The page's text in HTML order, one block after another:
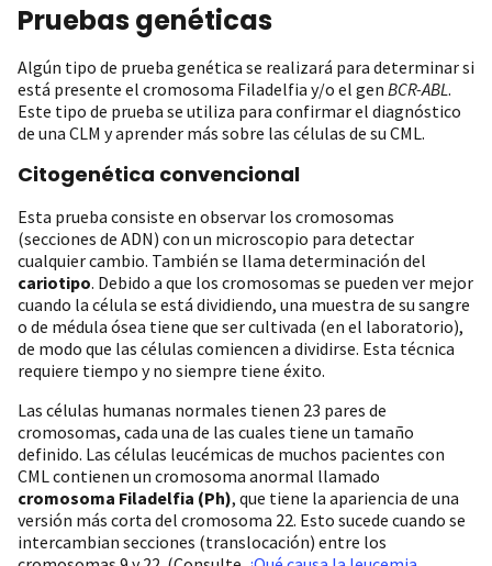
Pruebas genéticas
Algún tipo de prueba genética se realizará para determinar si
está presente el cromosoma Filadelfia y/o el gen BCR-ABL.
Este tipo de prueba se utiliza para confirmar el diagnóstico
de una CLM y aprender más sobre las células de su CML.
Citogenética convencional
Esta prueba consiste en observar los cromosomas
(secciones de ADN) con un microscopio para detectar
cualquier cambio. También se llama determinación del
cariotipo. Debido a que los cromosomas se pueden ver mejor
cuando la célula se está dividiendo, una muestra de su sangre
o de médula ósea tiene que ser cultivada (en el laboratorio),
de modo que las células comiencen a dividirse. Esta técnica
requiere tiempo y no siempre tiene éxito.
Las células humanas normales tienen 23 pares de
cromosomas, cada una de las cuales tiene un tamaño
definido. Las células leucémicas de muchos pacientes con
CML contienen un cromosoma anormal llamado
cromosoma Filadelfia (Ph), que tiene la apariencia de una
versión más corta del cromosoma 22. Esto sucede cuando se
intercambian secciones (translocación) entre los